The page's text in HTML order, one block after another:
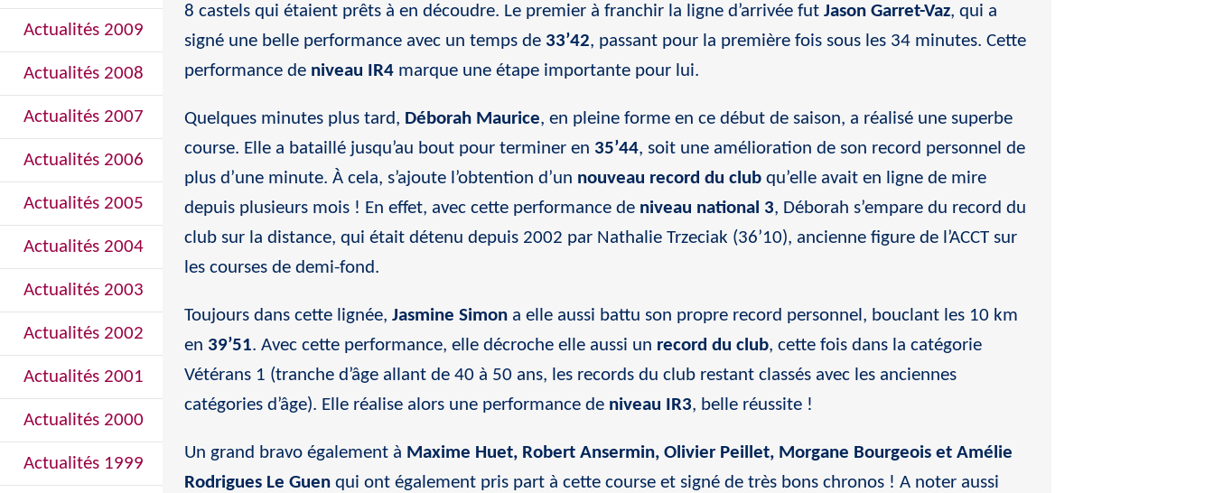
8 castels qui étaient prêts à en découdre. Le premier à franchir la ligne d’arrivée fut Jason Garret-Vaz, qui a
signé une belle performance avec un temps de 33’42, passant pour la première fois sous les 34 minutes. Cette
performance de niveau IR4 marque une étape importante pour lui.
Quelques minutes plus tard, Déborah Maurice, en pleine forme en ce début de saison, a réalisé une superbe
course. Elle a bataillé jusqu’au bout pour terminer en 35’44, soit une amélioration de son record personnel de
plus d’une minute. À cela, s’ajoute l’obtention d’un nouveau record du club qu’elle avait en ligne de mire
depuis plusieurs mois ! En effet, avec cette performance de niveau national 3, Déborah s’empare du record du
club sur la distance, qui était détenu depuis 2002 par Nathalie Trzeciak (36’10), ancienne figure de l’ACCT sur
les courses de demi-fond.
Toujours dans cette lignée, Jasmine Simon a elle aussi battu son propre record personnel, bouclant les 10 km
en 39’51. Avec cette performance, elle décroche elle aussi un record du club, cette fois dans la catégorie
Vétérans 1 (tranche d’âge allant de 40 à 50 ans, les records du club restant classés avec les anciennes
catégories d’âge). Elle réalise alors une performance de niveau IR3, belle réussite !
Un grand bravo également à Maxime Huet, Robert Ansermin, Olivier Peillet, Morgane Bourgeois et Amélie
Rodrigues Le Guen qui ont également pris part à cette course et signé de très bons chronos ! A noter aussi
Actualités 2009
Actualités 2008
Actualités 2007
Actualités 2006
Actualités 2005
Actualités 2004
Actualités 2003
Actualités 2002
Actualités 2001
Actualités 2000
Actualités 1999